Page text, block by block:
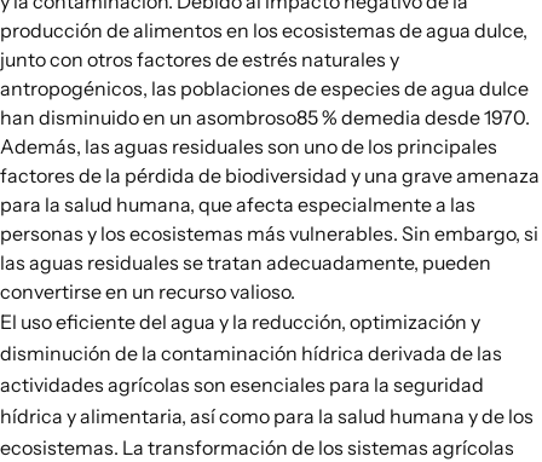
producción de alimentos en los ecosistemas de agua dulce,
junto con otros factores de estrés naturales y
antropogénicos, las poblaciones de especies de agua dulce
han disminuido en un asombroso85 % demedia desde 1970.
Además, las aguas residuales son uno de los principales
factores de la pérdida de biodiversidad y una grave amenaza
para la salud humana, que afecta especialmente a las
personas y los ecosistemas más vulnerables. Sin embargo, si
las aguas residuales se tratan adecuadamente, pueden
convertirse en un recurso valioso.
El uso eficiente del agua y la reducción, optimización y
disminución de la contaminación hídrica derivada de las
actividades agrícolas son esenciales para la seguridad
hídrica y alimentaria, así como para la salud humana y de los
ecosistemas. La transformación de los sistemas agrícolas